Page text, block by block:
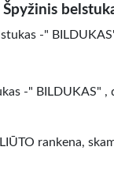
Špyžinis
-"
-" BILDUKAS"
rankena,